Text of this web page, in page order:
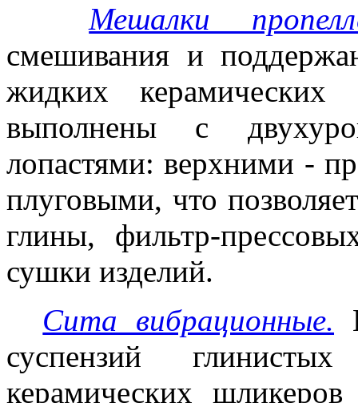
Мешалки
смешивания и
жидких
выполнены с
лопастями: верхними -
плуговыми, что
глины, фильтр-
сушки изделий.
Сита вибрационные.
суспензий
керамических